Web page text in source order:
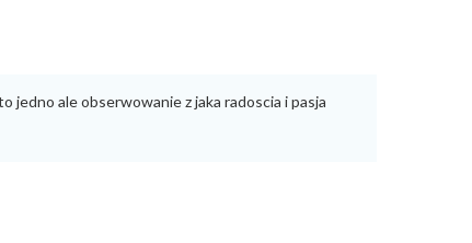
jedno ale obserwowanie z jaka radoscia i pasja